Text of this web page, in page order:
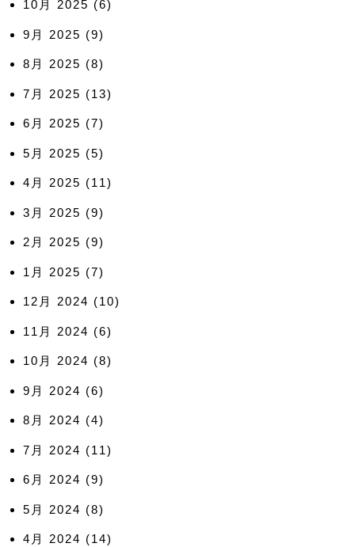
10月 2025 (6)
9月 2025 (9)
8月 2025 (8)
7月 2025 (13)
6月 2025 (7)
5月 2025 (5)
4月 2025 (11)
3月 2025 (9)
2月 2025 (9)
1月 2025 (7)
12月 2024 (10)
11月 2024 (6)
10月 2024 (8)
9月 2024 (6)
8月 2024 (4)
7月 2024 (11)
6月 2024 (9)
5月 2024 (8)
4月 2024 (14)